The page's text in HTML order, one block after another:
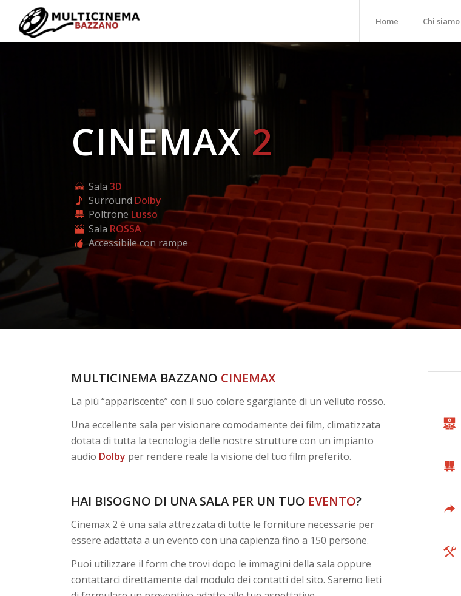
Home Chi siamo
CINEMAX2
Sala3D
Surround Dolby
Poltrone Lusso
Sala ROSSA
Accessibile con rampe
MULTICINEMA BAZZANO CINEMAX
La più “appariscente” con il suo colore sgargiante di un velluto rosso.
Una eccellente sala per visionare comodamente dei film, climatizzata
dotata di tutta la tecnologia delle nostre strutture con un impianto
audio Dolby per rendere reale la visione del tuo film preferito.
HAI BISOGNO DI UNA SALA PER UN TUO EVENTO?
Cinemax 2 è una sala attrezzata di tutte le forniture necessarie per
essere adattata a un evento con una capienza fino a 150 persone.
Puoi utilizzare il form che trovi dopo le immagini della sala oppure
contattarci direttamente dal modulo dei contatti del sito. Saremo lieti